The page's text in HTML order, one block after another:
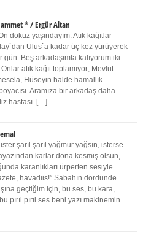
* / Ergür Altan
dokuz yaşındayım. Atık kağıtlar
Ulus`a kadar üç kez yürüyerek
Beş arkadaşımla kalıyorum iki
atık kağıt toplamıyor; Mevlüt
Hüseyin halde hamallık
Aramıza bir arkadaş daha
hastası. […]
şarıl şarıl yağmur yağsın, isterse
karlar dona kesmiş olsun,
karanlıkları ürperten sesiyle
havadiis!” Sabahın dördünde
geçtiğim için, bu ses, bu kara,
pırıl pırıl ses beni yazı makinemin